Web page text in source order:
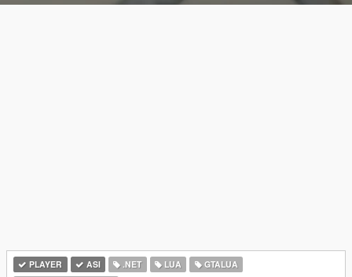
PLAYER ASI .NET LUA
GTALUA